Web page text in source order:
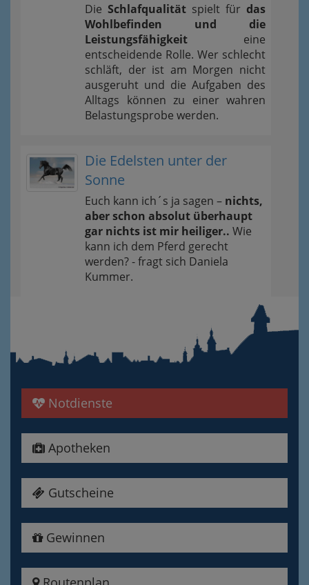
Die Schlafqualität spielt für das
Wohlbefinden und die
Leistungsfähigkeit eine
entscheidende Rolle. Wer schlecht
schläft, der ist am Morgen nicht
ausgeruht und die Aufgaben des
Alltags können zu einer wahren
Belastungsprobe werden.
Die Edelsten unter der
Sonne
Euch kann ich´s ja sagen – nichts,
aber schon absolut überhaupt
gar nichts ist mir heiliger.. Wie
kann ich dem Pferd gerecht
werden? - fragt sich Daniela
Kummer.
Notdienste
Apotheken
Gutscheine
Gewinnen